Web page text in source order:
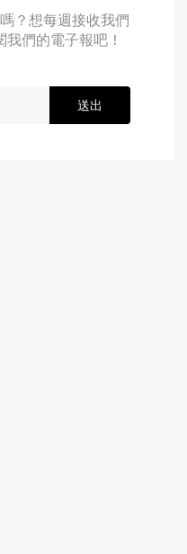
？想每週接收我們
們的電子報吧！
送出